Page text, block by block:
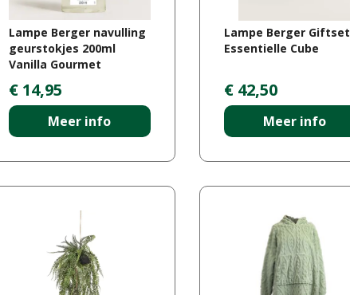
Lampe Berger navulling
geurstokjes 200ml
Vanilla Gourmet
€ 14,95
Meer info
Lampe Berger Giftset
Essentielle Cube
€ 42,50
Meer info